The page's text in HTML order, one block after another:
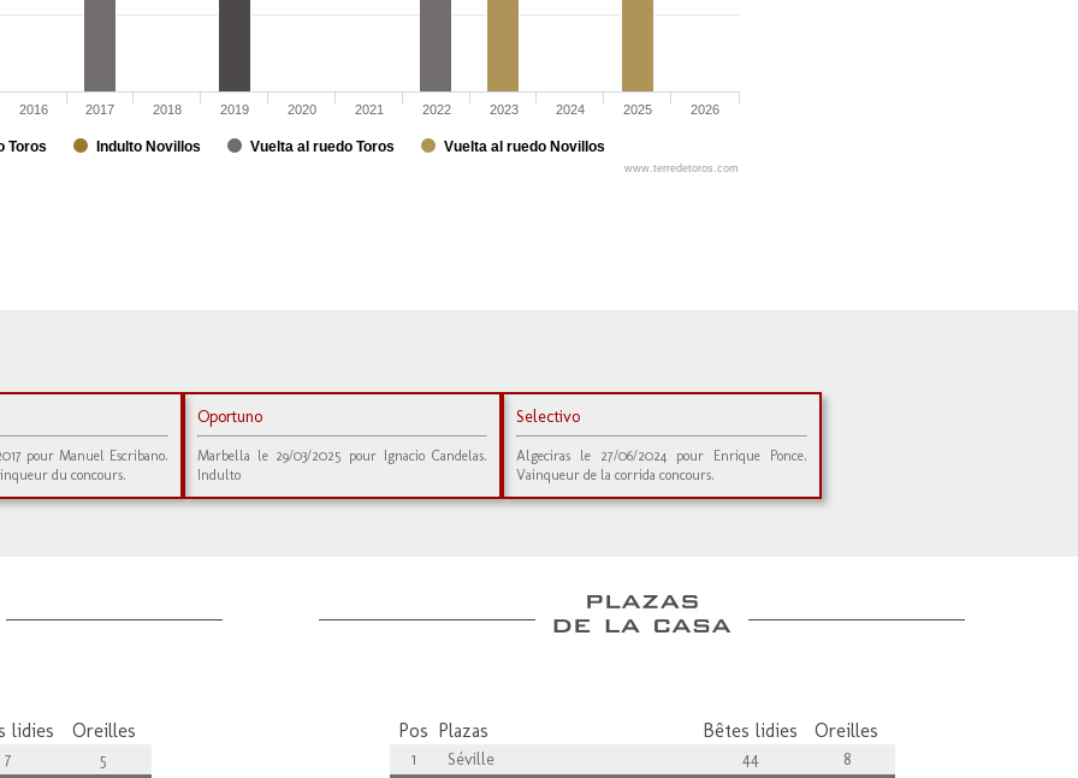
Toros Indulto Novillos Vuelta al ruedo Toros Vuelta al ruedo Novillos
2016 2017 2018 2019 2020 2021 2022 2023 2024 2025 2026
www.terredetoros.com
pour Manuel Escribano.
du concours.
Oportuno
Marbella le 29/03/2025 pour Ignacio Candelas.
Indulto
Selectivo
Algeciras le 27/06/2024 pour Enrique Ponce.
Vainqueur de la corrida concours.
lidies Oreilles
7
5
Pos Plazas Bêtes lidies Oreilles
1 Séville 44
8